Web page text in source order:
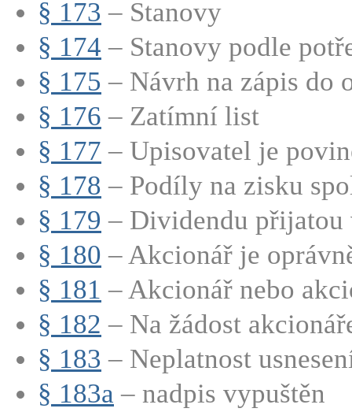
§ 173 – Stanovy
§ 174 – Stanovy podle
§ 175 – Návrh na zápis do
§ 176 – Zatímní list
§ 177 – Upisovatel je
§ 178 – Podíly na zisku
§ 179 – Dividendu přijatou
§ 180 – Akcionář je
§ 181 – Akcionář nebo
§ 182 – Na žádost
§ 183 – Neplatnost
§ 183a – nadpis vypuštěn